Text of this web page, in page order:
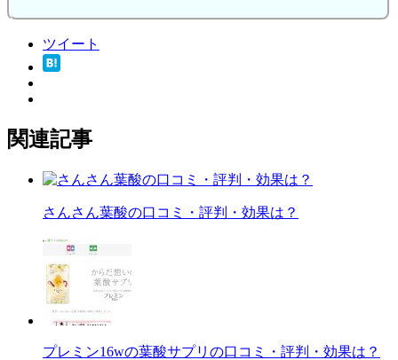
ツイート
関連記事
さんさん葉酸の口コミ・評判・効果は？
プレミン16wの葉酸サプリの口コミ・評判・効果は？